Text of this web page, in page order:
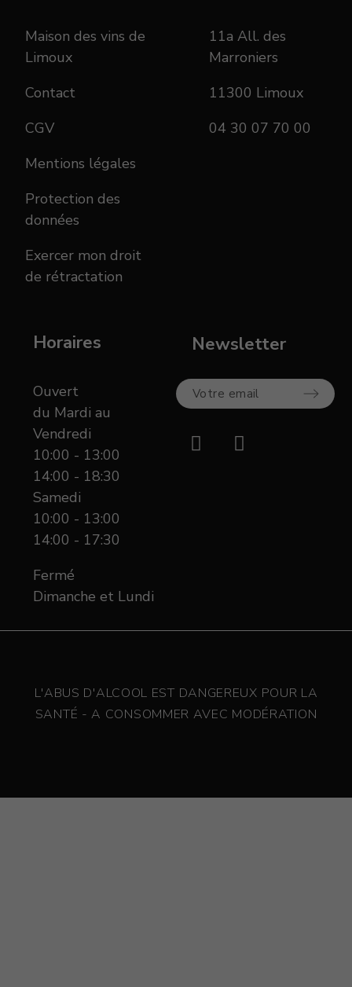
Maison des vins de
Limoux
Contact
CGV
Mentions légales
Protection des
données
Exercer mon droit
de rétractation
11a All. des
Marroniers
11300 Limoux
04 30 07 70 00
Horaires
Ouvert
du Mardi au
Vendredi
10:00 - 13:00
14:00 - 18:30
Samedi
10:00 - 13:00
14:00 - 17:30
Fermé
Dimanche et Lundi
Newsletter
L'ABUS D'ALCOOL EST DANGEREUX POUR LA
SANTÉ - A CONSOMMER AVEC MODÉRATION